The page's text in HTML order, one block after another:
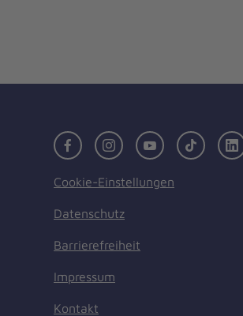
FacebookInstagramYoutubeTikTok
Cookie-Einstellungen
Datenschutz
Barrierefreiheit
Impressum
Kontakt